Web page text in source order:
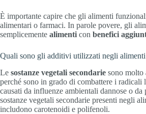
È importante capire che gli alimenti
alimentari o farmaci. In parole povere, gli
semplicemente alimenti con benefici
Quali sono gli additivi utilizzati negli
Le sostanze vegetali secondarie sono molto
perché sono in grado di combattere i
causati da influenze ambientali dannose o
sostanze vegetali secondarie presenti negli
includono carotenoidi e polifenoli.